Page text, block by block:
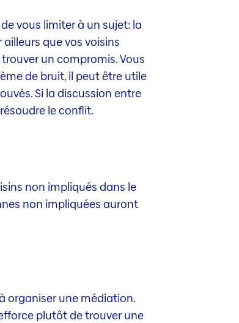
vous limiter à un sujet: la
que vos voisins
un compromis. Vous
de bruit, il peut être utile
Si la discussion entre
le conflit.
non impliqués dans le
non impliquées auront
organiser une médiation.
plutôt de trouver une